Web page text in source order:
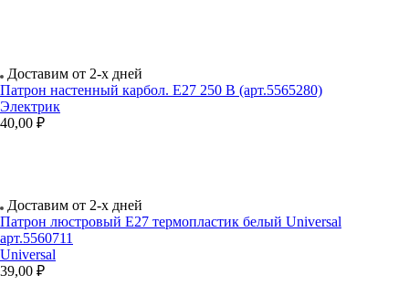
Доставим от 2-х дней
Патрон настенный карбол. Е27 250 В (арт.5565280)
Электрик
40,00 ₽
Доставим от 2-х дней
Патрон люстровый Е27 термопластик белый Universal
арт.5560711
Universal
39,00 ₽